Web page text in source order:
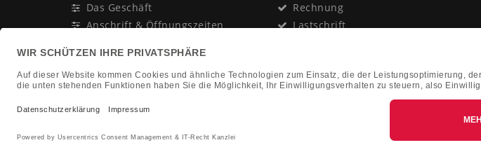
Das Geschäft
Anschrift & Öffnungszeiten
Newsletter
In Gedenken an:
Jürgen Duhn
Rechnung
Lastschrift
Nachnahme